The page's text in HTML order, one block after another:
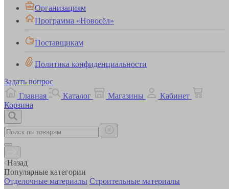
Организациям
Программа «Новосёл»
Поставщикам
Политика конфиденциальности
Задать вопрос
Главная
Каталог Магазины
Кабинет
Корзина
Назад
Популярные категории
Отделочные материалы Строительные материалы